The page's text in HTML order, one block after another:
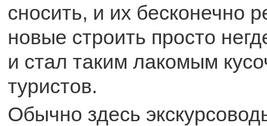
сносить, и их бесконечно
новые строить просто
и стал таким лакомым
туристов.
Обычно здесь